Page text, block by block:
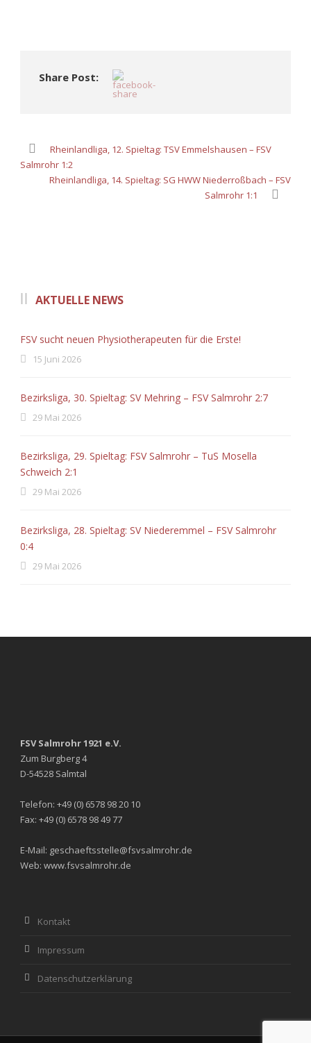
Share Post:
Rheinlandliga, 12. Spieltag: TSV Emmelshausen – FSV
Salmrohr 1:2
Rheinlandliga, 14. Spieltag: SG HWW Niederroßbach – FSV
Salmrohr 1:1
AKTUELLE NEWS
FSV sucht neuen Physiotherapeuten für die Erste!
15 Juni 2026
Bezirksliga, 30. Spieltag: SV Mehring – FSV Salmrohr 2:7
29 Mai 2026
Bezirksliga, 29. Spieltag: FSV Salmrohr – TuS Mosella
Schweich 2:1
29 Mai 2026
Bezirksliga, 28. Spieltag: SV Niederemmel – FSV Salmrohr
0:4
29 Mai 2026
FSV Salmrohr 1921 e.V.
Zum Burgberg 4
D-54528 Salmtal
Telefon: +49 (0) 6578 98 20 10
Fax: +49 (0) 6578 98 49 77
E-Mail: geschaeftsstelle@fsvsalmrohr.de
Web: www.fsvsalmrohr.de
Kontakt
Impressum
Datenschutzerklärung